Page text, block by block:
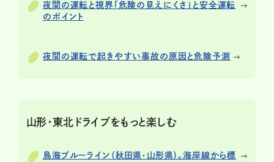
夜間の運転と視界「危険の見えにくさ」と安全運転
のポイント
夜間の運転で起きやすい事故の原因と危険予測
山形・東北ドライブをもっと楽しむ
鳥海ブルーライン（秋田県・山形県）。海岸線から標